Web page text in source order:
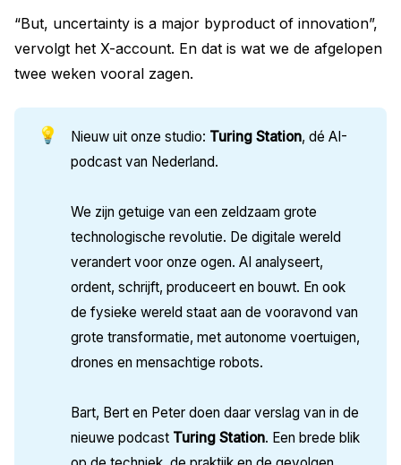
“But, uncertainty is a major byproduct of innovation”,
vervolgt het X-account. En dat is wat we de afgelopen
twee weken vooral zagen.
💡 Nieuw uit onze studio: Turing Station, dé AI-
podcast van Nederland.
We zijn getuige van een zeldzaam grote
technologische revolutie. De digitale wereld
verandert voor onze ogen. AI analyseert,
ordent, schrijft, produceert en bouwt. En ook
de fysieke wereld staat aan de vooravond van
grote transformatie, met autonome voertuigen,
drones en mensachtige robots.
Bart, Bert en Peter doen daar verslag van in de
nieuwe podcast Turing Station. Een brede blik